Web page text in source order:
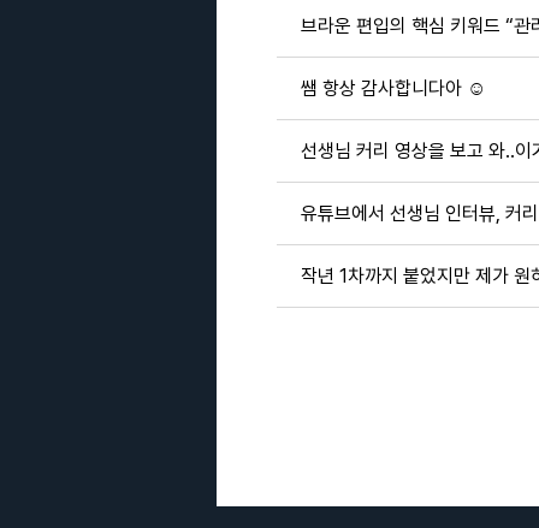
쌤 항상 감사합니다아 ☺️
선생님 커리 영상을 보고 와..
유튜브에서 선생님 인터뷰, 커
작년 1차까지 붙었지만 제가